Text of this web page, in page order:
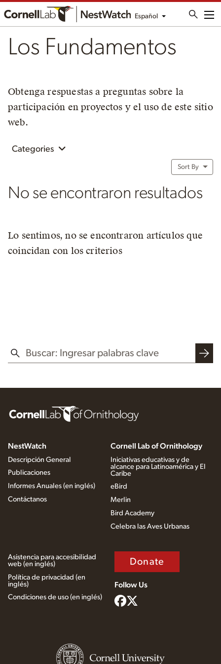
Español
Los Fundamentos
Obtenga respuestas a preguntas sobre la
participación en proyectos y el uso de este sitio
web.
Categories
Sort By
No se encontraron resultados
Lo sentimos, no se encontraron artículos que
coincidan con los criterios
BUSCAR EN ESTE SITIO WEB
NestWatch
Descripción General
Publicaciones
Informes Anuales (en inglés)
Contáctanos
Cornell Lab of Ornithology
Iniciativas educativas y de
alcance para Latinoamérica y El
Caribe
eBird
Merlin
Bird Academy
Celebra las Aves Urbanas
Asistencia para accesibilidad
web (en inglés)
Política de privacidad (en
inglés)
Condiciones de uso (en inglés)
Donate
Follow Us